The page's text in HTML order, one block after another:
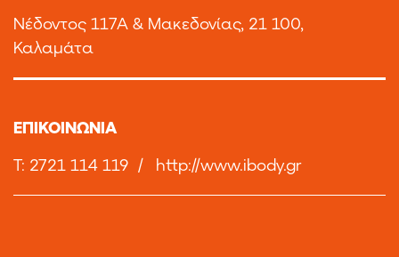
Νέδοντος 117Α & Μακεδονίας, 21 100,
Καλαμάτα
ΕΠΙΚΟΙΝΩΝΙΑ
T: 2721 114 119 / http://www.ibody.gr